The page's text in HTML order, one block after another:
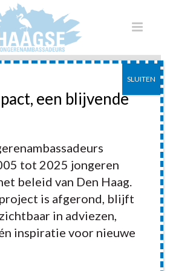
een blijvende
tot 2025 jongeren
beleid van Den Haag.
is afgerond, blijft
in adviezen,
inspiratie voor nieuwe
SLUITEN